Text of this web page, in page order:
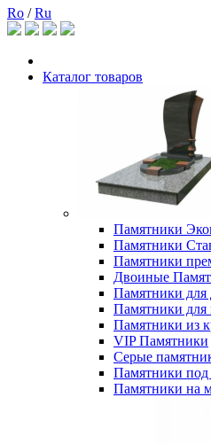
Ro /Ru
Каталог товаров
Памятники
Памятники
Памятники
Двоиные
Памятники для
Памятники для
Памятники из
VIP Памятники
Серые
Памятники
Памятники на